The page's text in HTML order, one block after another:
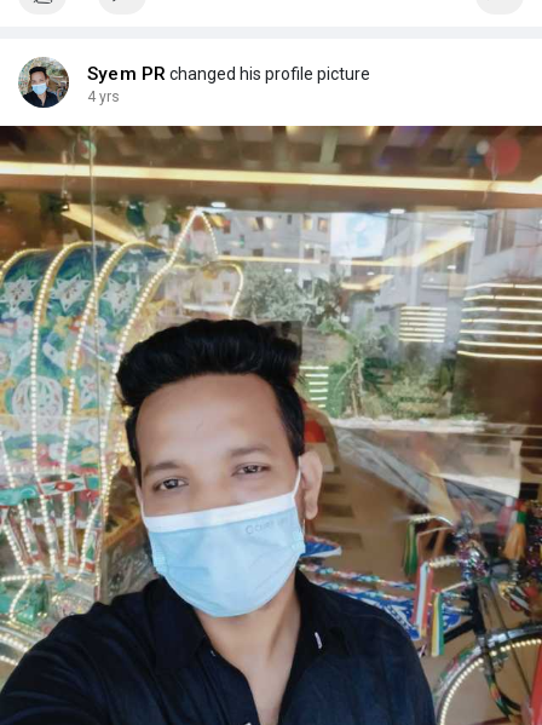
Syem PR changed his profile picture
4 yrs